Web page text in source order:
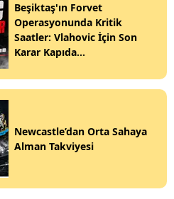
Beşiktaş'ın Forvet
Operasyonunda Kritik
Saatler: Vlahovic İçin Son
Karar Kapıda...
Newcastle’dan Orta Sahaya
Alman Takviyesi